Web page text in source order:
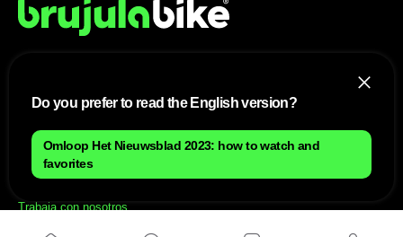
Aviso Legal
Anúnciate con nosotros
Política de cookies
Política de privacidad
Trabaja con nosotros
Do you prefer to read the English version?
Omloop Het Nieuwsblad 2023: how to watch and
favorites